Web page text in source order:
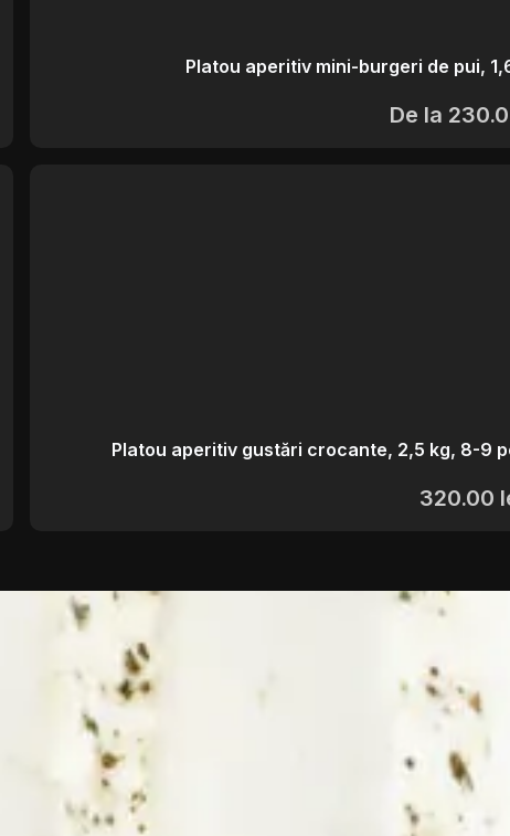
Platou aperitiv mini-burgeri de pui,
De la
Platou aperitiv gustări crocante, 2,5 kg, 8-9
320.00